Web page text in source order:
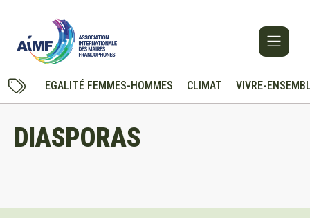
EGALITÉ FEMMES-HOMMES CLIMAT VIVRE-
DIASPORAS